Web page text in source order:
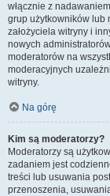
włącznie z
grup użytkowników lub
założyciela witryny i
nowych
moderatorów na
moderacyjnych
witryny.
Na górę
Kim są moderatorzy?
Moderatorzy są
zadaniem jest
treści lub usuwania
przenoszenia,